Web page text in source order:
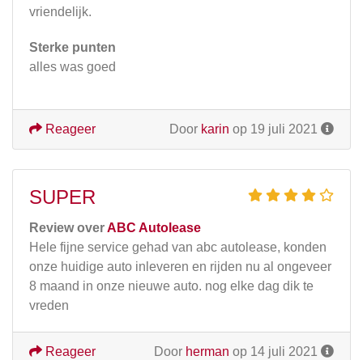
vriendelijk.
Sterke punten
alles was goed
Door karin op 19 juli 2021
Reageer
SUPER
Review overABC Autolease
Hele fijne service gehad van abc autolease, konden
onze huidige auto inleveren en rijden nu al ongeveer
8 maand in onze nieuwe auto. nog elke dag dik te
vreden
Door herman op 14 juli 2021
Reageer